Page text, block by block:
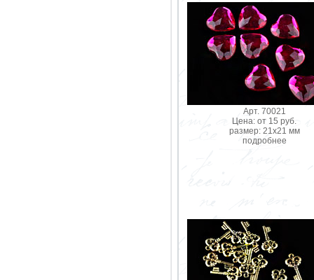
Арт. 70021
Цена: от 15 руб.
размер: 21х21 мм
подробнее